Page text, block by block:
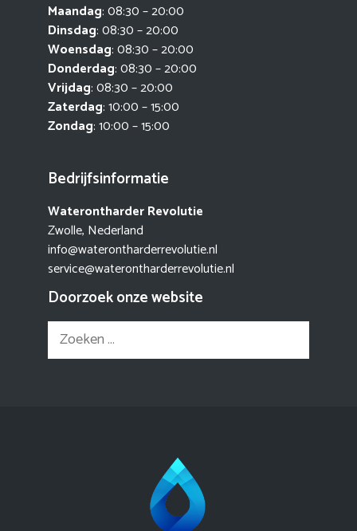
Maandag: 08:30 – 20:00
Dinsdag: 08:30 – 20:00
Woensdag: 08:30 – 20:00
Donderdag: 08:30 – 20:00
Vrijdag: 08:30 – 20:00
Zaterdag: 10:00 – 15:00
Zondag: 10:00 – 15:00
Bedrijfsinformatie
Waterontharder Revolutie
Zwolle, Nederland
info@waterontharderrevolutie.nl
service@waterontharderrevolutie.nl
Doorzoek onze website
Zoek
naar: